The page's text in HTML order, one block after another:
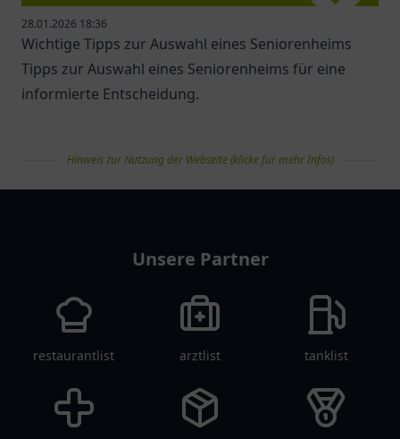
28.01.2026 18:36
Wichtige Tipps zur Auswahl eines Seniorenheims
Tipps zur Auswahl eines Seniorenheims für eine
informierte Entscheidung.
Hinweis zur Nutzung der Webseite (klicke für mehr Infos)
Unsere Partner
restaurantlist arztlist tanklist